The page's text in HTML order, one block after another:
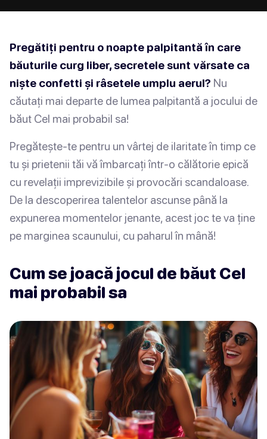
Pregătiți pentru o noapte palpitantă în care
băuturile curg liber, secretele sunt vărsate ca
niște confetti și râsetele umplu aerul? Nu
căutați mai departe de lumea palpitantă a jocului de
băut Cel mai probabil sa!
Pregătește-te pentru un vârtej de ilaritate în timp ce
tu și prietenii tăi vă îmbarcați într-o călătorie epică
cu revelații imprevizibile și provocări scandaloase.
De la descoperirea talentelor ascunse până la
expunerea momentelor jenante, acest joc te va ține
pe marginea scaunului, cu paharul în mână!
Cum se joacă jocul de băut Cel
mai probabil sa